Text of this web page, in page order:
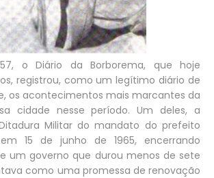
o Diário da Borborema, que hoje
registrou, como um legítimo diário de
os acontecimentos mais marcantes da
cidade nesse período. Um deles, a
Militar do mandato do prefeito
15 de junho de 1965, encerrando
um governo que durou menos de sete
como uma promessa de renovação